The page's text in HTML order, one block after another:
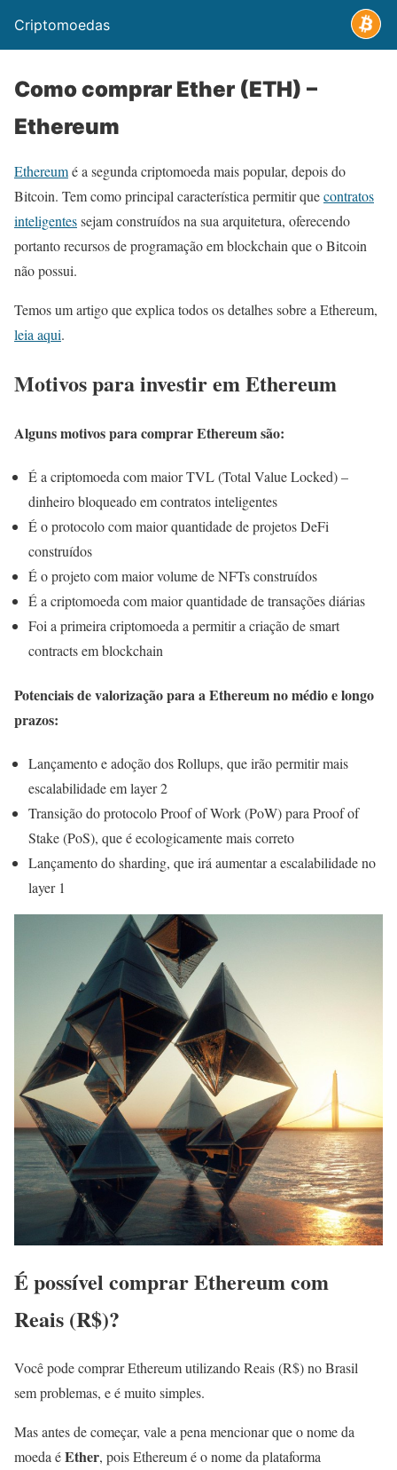
Criptomoedas
Como comprar Ether (ETH) –
Ethereum
Ethereumé a segunda criptomoeda mais popular, depois do
Bitcoin. Tem como principal característica permitir quecontratos
inteligentessejam construídos na sua arquitetura, oferecendo
portanto recursos de programação em blockchain que o Bitcoin
não possui.
Temos um artigo que explica todos os detalhes sobre a Ethereum,
leia aqui.
Motivos para investir em Ethereum
Alguns motivos para comprar Ethereum são:
É a criptomoeda com maior TVL (Total Value Locked) –
dinheiro bloqueado em contratos inteligentes
É o protocolo com maior quantidade de projetos DeFi
construídos
É o projeto com maior volume de NFTs construídos
É a criptomoeda com maior quantidade de transações diárias
Foi a primeira criptomoeda a permitir a criação de smart
contracts em blockchain
Potenciais de valorização para a Ethereum no médio e longo
prazos:
Lançamento e adoção dos Rollups, que irão permitir mais
escalabilidade em layer 2
Transição do protocolo Proof of Work (PoW) para Proof of
Stake (PoS), que é ecologicamente mais correto
Lançamento do sharding, que irá aumentar a escalabilidade no
layer 1
É possível comprar Ethereum com
Reais (R$)?
Você pode comprar Ethereum utilizando Reais (R$) no Brasil
sem problemas, e é muito simples.
Mas antes de começar, vale a pena mencionar que o nome da
moeda éEther, pois Ethereum é o nome da plataforma